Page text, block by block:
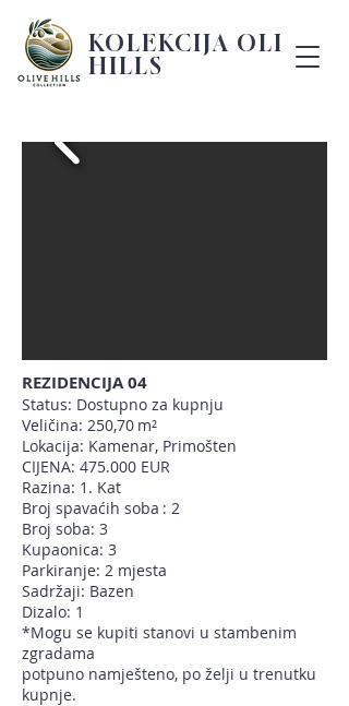
KOLEKCIJA OLIVE
HILLS
REZIDENCIJA 04
Status: Dostupno za kupnju
Veličina: 250,70 m²
Lokacija: Kamenar, Primošten
CIJENA: 475.000 EUR
Razina: 1. Kat
Broj spavaćih soba : 2
Broj soba: 3
Kupaonica: 3
Parkiranje: 2 mjesta
Sadržaji: Bazen
Dizalo: 1
*Mogu se kupiti stanovi u stambenim
zgradama
potpuno namješteno, po želji u trenutku
kupnje.